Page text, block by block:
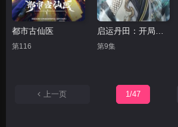
都市古仙医
第116
启运丹田：开局签到至尊丹田
第9集
上一页 1/47